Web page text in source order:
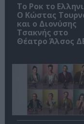
Το Ροκ το
Ο Κώστας
και ο Διονύσης
Τσακνής στο
Θέατρο Άλσος